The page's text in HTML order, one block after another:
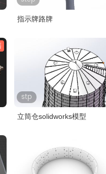
指示牌路牌
stp
立筒仓solidworks模型